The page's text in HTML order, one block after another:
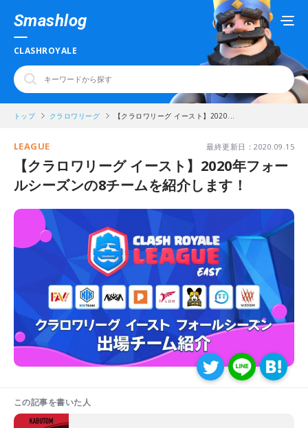
Smashlog
CLASHROYALE
トップ クラロワリーグ 【クラロワリーグ イースト】2020...
LEAGUE 最終更新日：2020.09.15
【クラロワリーグ イースト】2020年フォー
ルシーズンの8チームを紹介します！
この記事を書いた人